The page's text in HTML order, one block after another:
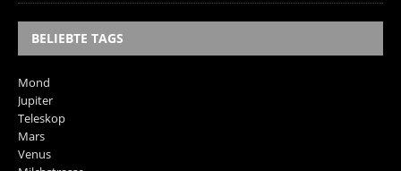
BELIEBTE TAGS
Mond
Jupiter
Teleskop
Mars
Venus